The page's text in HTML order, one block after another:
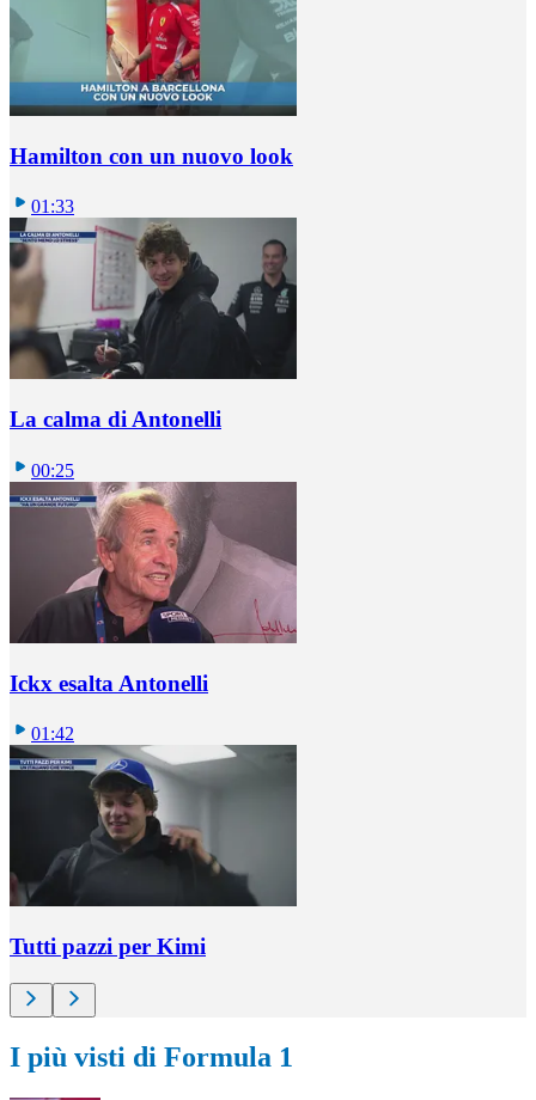
Hamilton con un nuovo look
01:33
La calma di Antonelli
00:25
Ickx esalta Antonelli
01:42
Tutti pazzi per Kimi
I più visti di Formula 1